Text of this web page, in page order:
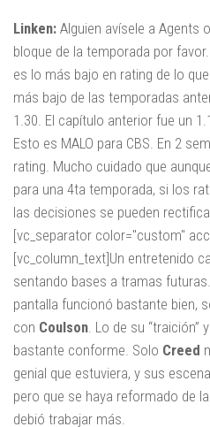
Linken: Alguien avísele a Agents
bloque de la temporada por
es lo más bajo en rating de lo
más bajo de las temporadas
1.30. El capítulo anterior fue un
Esto es MALO para CBS. En 2
rating. Mucho cuidado que
para una 4ta temporada, si los
las decisiones se pueden
[vc_separator color="custom"
[vc_column_text]Un entretenido
sentando bases a tramas
pantalla funcionó bastante bien,
con Coulson . Lo de su
bastante conforme. Solo Creed
genial que estuviera, y sus
pero que se haya reformado de
debió trabajar más.